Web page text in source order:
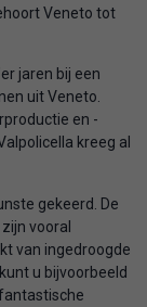
Veneto tot
jaren bij een
uit Veneto.
en -
kreeg al
gekeerd. De
vooral
van ingedroogde
u bijvoorbeeld